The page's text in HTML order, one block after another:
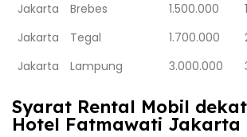
Jakarta
Brebes 1.500.000
Jakarta
Tegal 1.700.000
Jakarta
Lampung 3.000.000
Syarat Rental Mobil
Hotel Fatmawati Jakarta